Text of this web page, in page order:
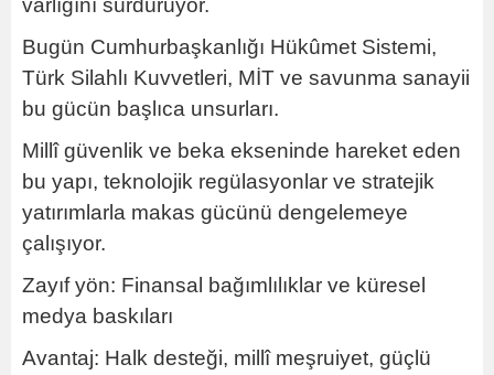
Bugün Cumhurbaşkanlığı Hükûmet Sistemi,
Türk Silahlı Kuvvetleri, MİT ve savunma sanayii
bu gücün başlıca unsurları.
Millî güvenlik ve beka ekseninde hareket eden
bu yapı, teknolojik regülasyonlar ve stratejik
yatırımlarla makas gücünü dengelemeye
çalışıyor.
Zayıf yön: Finansal bağımlılıklar ve küresel
medya baskıları
Avantaj: Halk desteği, millî meşruiyet, güçlü